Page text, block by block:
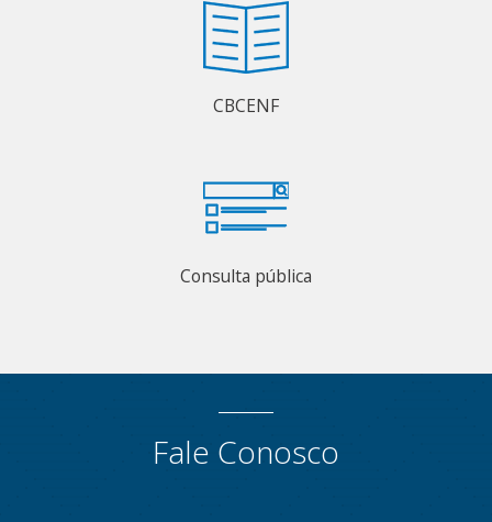
CBCENF
Consulta pública
Fale Conosco